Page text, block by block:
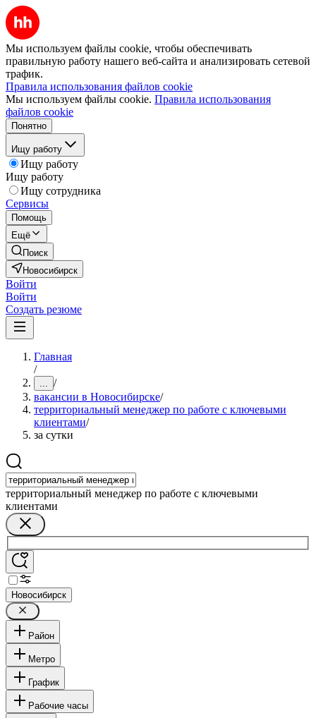
Мы используем файлы cookie, чтобы обеспечивать
правильную работу нашего веб-сайта и анализировать сетевой
трафик.
Правила использования файлов cookie
Мы используем файлы cookie. Правила использования
файлов cookie
Понятно
Ищу работу
Ищу работу
Ищу работу
Ищу сотрудника
Сервисы
Помощь
Ещё
Поиск
Новосибирск
Войти
Войти
Создать резюме
Главная
/
... /
вакансии в Новосибирске/
территориальный менеджер по работе с ключевыми
клиентами/
за сутки
территориальный менеджер по работе с ключевыми
клиентами
Новосибирск
Район
Метро
График
Рабочие часы